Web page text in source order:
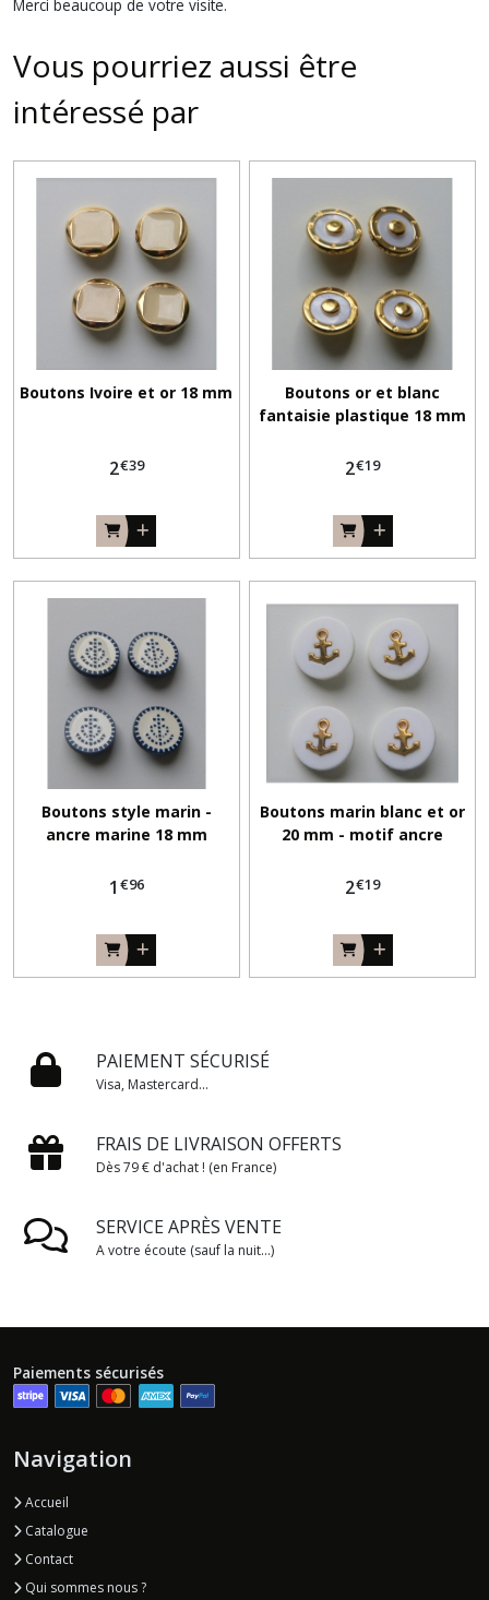
Merci beaucoup de votre visite.
Vous pourriez aussi être
intéressé par
Boutons Ivoire et or 18 mm
2€39
Boutons or et blanc
fantaisie plastique 18 mm
2€19
Boutons style marin -
ancre marine 18 mm
1 €96
Boutons marin blanc et or
20 mm - motif ancre
2€19
PAIEMENT SÉCURISÉ
Visa, Mastercard...
FRAIS DE LIVRAISON OFFERTS
Dès 79 € d'achat ! (en France)
SERVICE APRÈS VENTE
A votre écoute (sauf la nuit...)
Paiements sécurisés
Navigation
Accueil
Catalogue
Contact
Qui sommes nous ?